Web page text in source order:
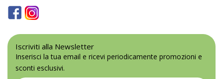
Iscriviti alla Newsletter
Inserisci la tua email e ricevi periodicamente promozioni e
sconti esclusivi.